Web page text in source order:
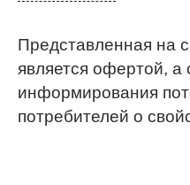
Представленная на
является офертой, а
информирования
потребителей о